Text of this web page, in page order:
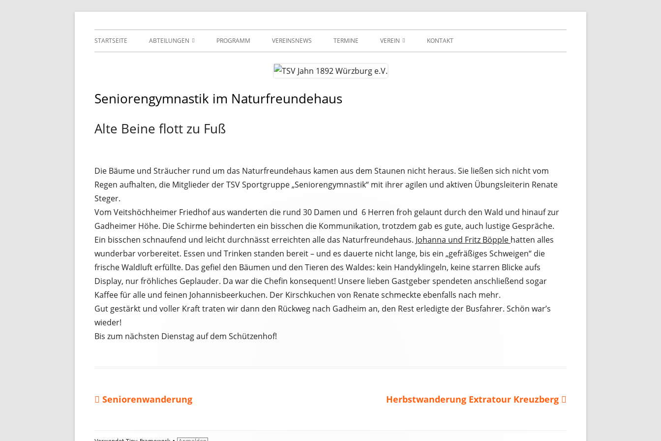
TSV Jahn 1892 Würzburg e.V.
Primäres
STARTSEITE ABTEILUNGEN
KENDO
TISCHTENNIS
PROGRAMM VEREINSNEWS TERMINE VEREIN KONTAKT
Seniorengymnastik im Naturfreundehaus
Alte Beine flott zu Fuß
Die Bäume und Sträucher rund um das Naturfreundehaus kamen aus dem Staunen nicht heraus. Sie ließen sich nicht vom
Regen aufhalten, die Mitglieder der TSV Sportgruppe „Seniorengymnastik“ mit ihrer agilen und aktiven Übungsleiterin Renate
Steger.
Vom Veitshöchheimer Friedhof aus wanderten die rund 30 Damen und 6 Herren froh gelaunt durch den Wald und hinauf zur
Gadheimer Höhe. Die Schirme behinderten ein bisschen die Kommunikation, trotzdem gab es gute, auch lustige Gespräche.
Ein bisschen schnaufend und leicht durchnässt erreichten alle das Naturfreundehaus. Johanna und Fritz Böpple hatten alles
wunderbar vorbereitet. Essen und Trinken standen bereit – und es dauerte nicht lange, bis ein „gefräßiges Schweigen“ die
frische Waldluft erfüllte. Das gefiel den Bäumen und den Tieren des Waldes: kein Handyklingeln, keine starren Blicke aufs
Display, nur fröhliches Geplauder. Da war die Chefin konsequent! Unsere lieben Gastgeber spendeten anschließend sogar
Kaffee für alle und feinen Johannisbeerkuchen. Der Kirschkuchen von Renate schmeckte ebenfalls nach mehr.
Gut gestärkt und voller Kraft traten wir dann den Rückweg nach Gadheim an, den Rest erledigte der Busfahrer. Schön war’s
wieder!
Bis zum nächsten Dienstag auf dem Schützenhof!
Beitragsnavigation
Vorheriger
Seniorenwanderung
Nächster
Herbstwanderung Extratour Kreuzberg